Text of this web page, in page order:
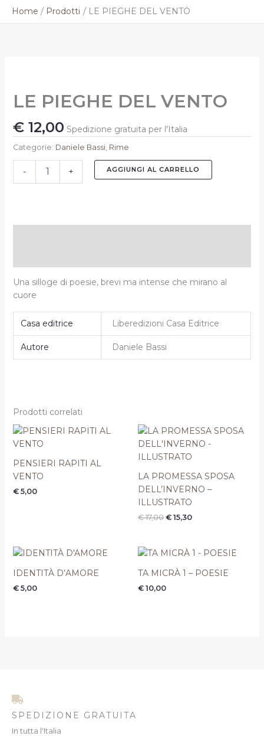
Home Prodotti LE PIEGHE DEL VENTO
LE PIEGHE DEL VENTO
€12,00 Spedizione gratuita per l'Italia
Categorie: Daniele Bassi, Rime
-
VENTO
+ AGGIUNGI AL CARRELLO
Una silloge di poesie, brevi ma intense che mirano al
cuore
Casa editrice Liberedizioni Casa Editrice
Autore Daniele Bassi
Prodotti correlati
PENSIERI RAPITI AL
VENTO
€5,00
LA PROMESSA SPOSA
DELL’INVERNO –
ILLUSTRATO
€17,00
Il
originale
era:
€ 15,30
Il
attuale
IDENTITÀ D’AMORE
€5,00
TA MICRÀ 1 – POESIE
€ 10,00
SPEDIZIONE GRATUITA
In tutta l'Italia